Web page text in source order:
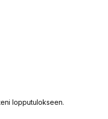
lopputulokseen.